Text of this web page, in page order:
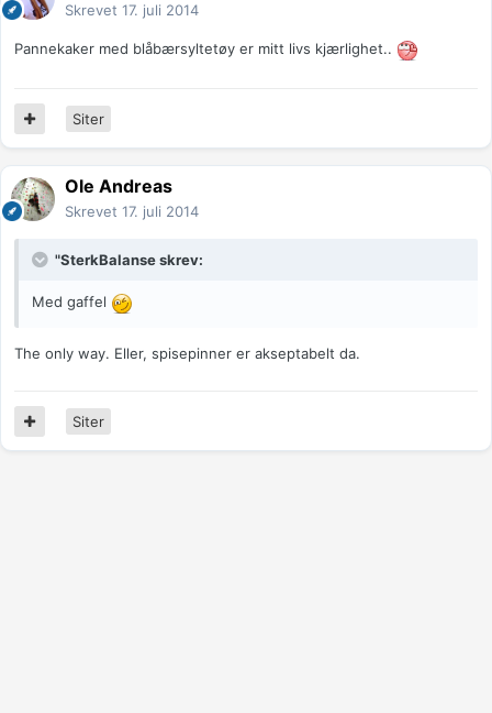
Skrevet 17. juli 2014
Pannekaker med blåbærsyltetøy er mitt livs kjærlighet..
Siter
Ole Andreas
Skrevet 17. juli 2014
"SterkBalanse skrev:
Med gaffel
The only way. Eller, spisepinner er akseptabelt da.
Siter